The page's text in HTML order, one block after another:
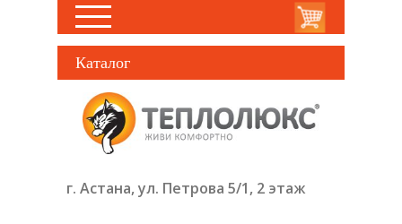
Каталог
г. Астана, ул. Петрова 5/1, 2 этаж